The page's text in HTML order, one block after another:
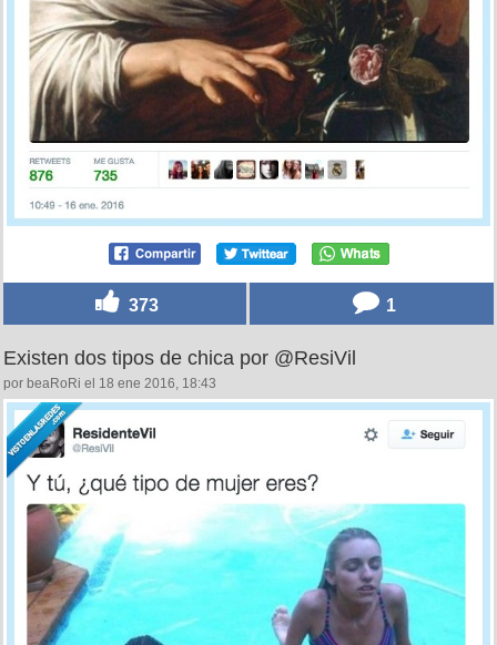
373 1
Existen dos tipos de chica por @ResiVil
por beaRoRi el 18 ene 2016, 18:43